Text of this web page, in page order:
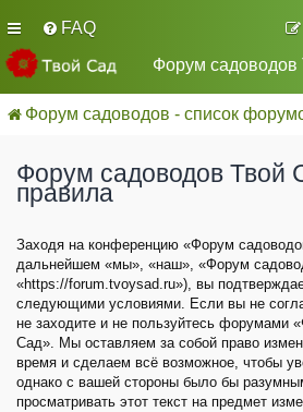
FAQ
Форум садоводов
Форум садоводов - список
Форум садоводов
правила
Заходя на конференцию «Форум
дальнейшем «мы», «наш», «Форум
«https://forum.tvoysad.ru»), вы
следующими условиями. Если вы не
не заходите и не пользуйтесь форумами
Сад». Мы оставляем за собой право
время и сделаем всё возможное, чтобы
однако с вашей стороны было бы
просматривать этот текст на предмет